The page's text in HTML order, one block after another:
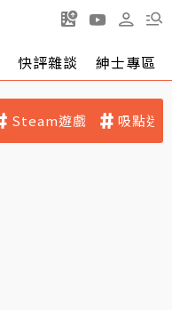
快評雜談 紳士專區
Steam遊戲 吸點迷